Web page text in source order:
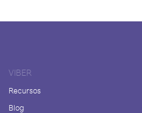
VIBER
Recursos
Blog